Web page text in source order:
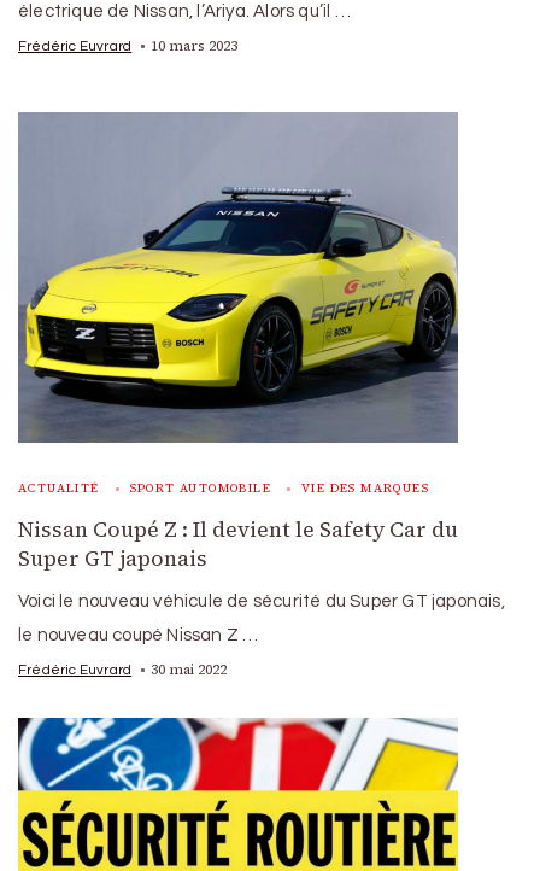
électrique de Nissan, l’Ariya. Alors qu’il …
Frédéric Euvrard 10 mars 2023
ACTUALITÉ SPORT AUTOMOBILE VIE DES MARQUES
Nissan Coupé Z : Il devient le Safety Car du
Super GT japonais
Voici le nouveau véhicule de sécurité du Super GT japonais,
le nouveau coupé Nissan Z …
Frédéric Euvrard 30 mai 2022